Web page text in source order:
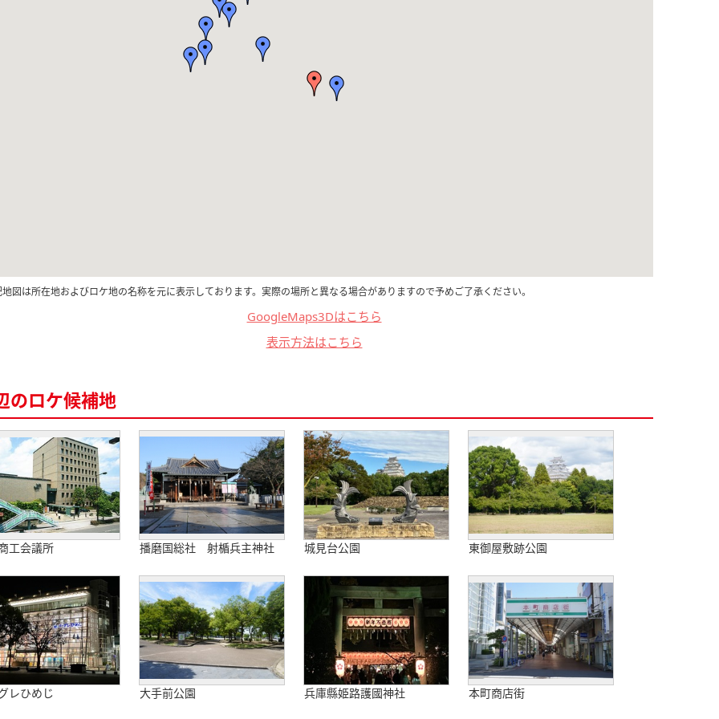
図は所在地およびロケ地の名称を元に表示しております。実際の場所と異なる場合がありますので予めご了承ください。
GoogleMaps3Dはこちら
表示方法はこちら
のロケ候補地
工会議所 播磨国総社 射楯兵主神社 城見台公園 東御屋敷跡公園
レひめじ 大手前公園 兵庫縣姫路護國神社 本町商店街